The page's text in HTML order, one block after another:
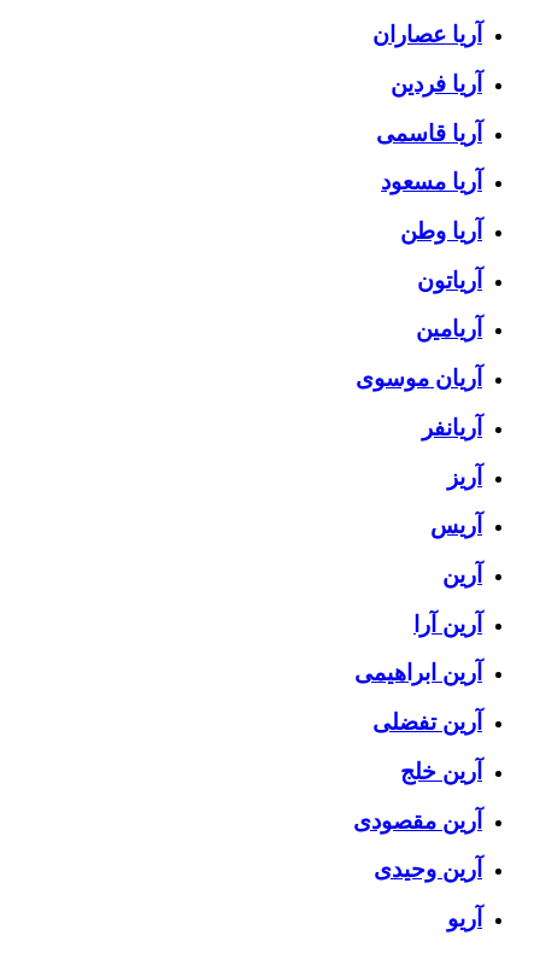
آریا عصاران
آریا فردین
آریا قاسمی
آریا مسعود
آریا وطن
آریاتون
آریامین
آریان موسوی
آریانفر
آریز
آریس
آرین
آرین آرا
آرین ابراهیمی
آرین تفضلی
آرین خلج
آرین مقصودی
آرین وحیدی
آریو